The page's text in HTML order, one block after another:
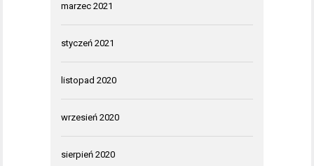
marzec 2021
styczeń 2021
listopad 2020
wrzesień 2020
sierpień 2020